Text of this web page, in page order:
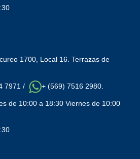
1700, Local 16. Terrazas de
7971 / + (569) 7516 2980.
de 10:00 a 18:30 Viernes de 10:00